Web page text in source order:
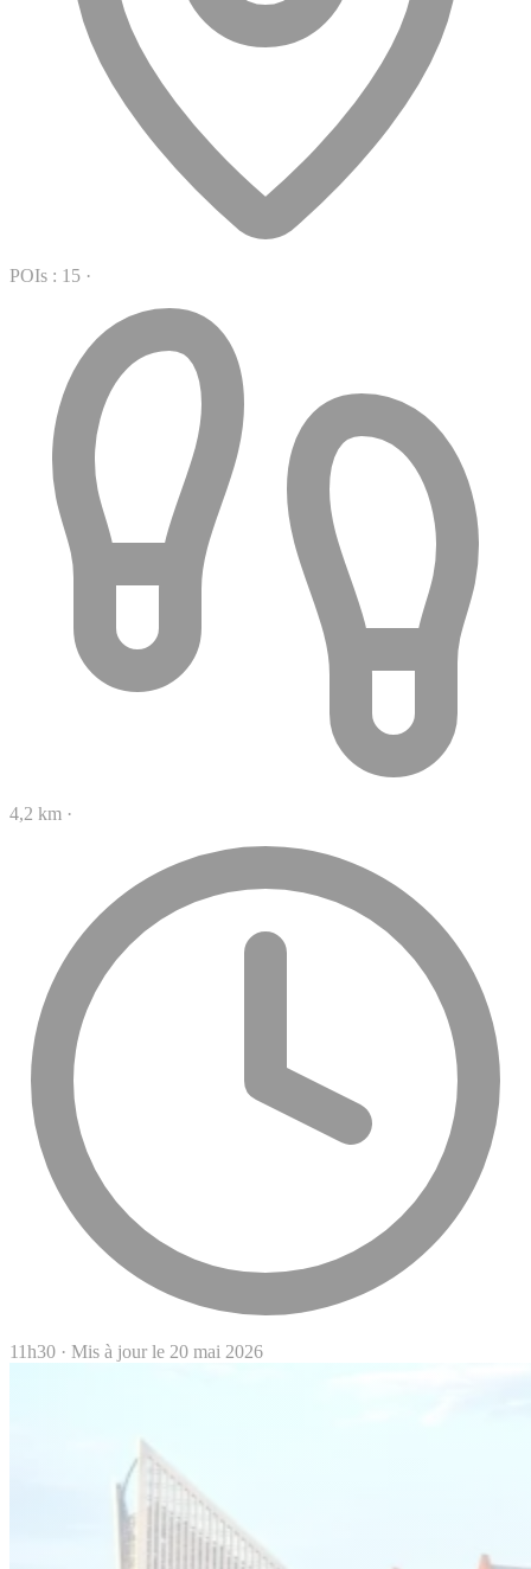
POIs : 15 ·
4,2 km ·
11h30 · Mis à jour le 20 mai 2026